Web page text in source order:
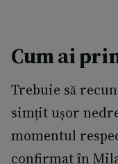
Cum ai
Trebuie să
simțit ușor
momentul
confirmat în